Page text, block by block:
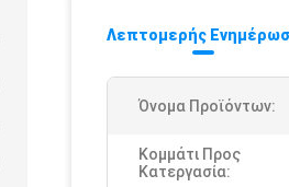
Λεπτομερής
Όνομα Προϊόντων:
Κομμάτι Προς
Κατεργασία: